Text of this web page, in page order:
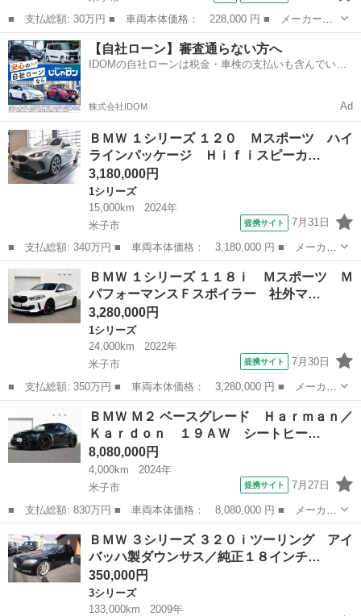
■ 支払総額: 30万円 ■ 車両本体価格： 228,000 円 ■ メーカー
名： 三菱 ■ 車種名： トッポ ■ グレード名： Ｍ ４ＷＤ／Ｓ
Ｄナビ／ＴＶ／シートヒーター／キーレス／修復歴無 ■ 排気量：
660cc ■...
鳥取 米子市 その他 トッポ
【自社ローン】審査通らない方へ
IDOMの自社ローンは税金・車検の支払いも含んでいる
株式会社IDOM Ad
ＢＭＷ １シリーズ １２０ Ｍスポーツ ハイ
ラインパッケージ Ｈｉｆｉスピーカ…
3,180,000円
1シリーズ
15,000km
2024年
米子市
提携サイト 7月31日
■ 支払総額: 340万円 ■ 車両本体価格： 3,180,000 円 ■ メーカー
名： ＢＭＷ ■ 車種名： １シリーズ ■ グレード名： １２０
Ｍスポーツ ハイラインパッケージ Ｈｉｆｉスピーカーシステムｈ
ａｒｍａｎ...
鳥取 米子市
ＢＭＷ １シリーズ １１８ｉ Ｍスポーツ Ｍ
パフォーマンスＦスポイラー 社外マ…
3,280,000円
1シリーズ
24,000km
2022年
米子市
提携サイト 7月30日
■ 支払総額: 350万円 ■ 車両本体価格： 3,280,000 円 ■ メーカー
名： ＢＭＷ ■ 車種名： １シリーズ ■ グレード名： １１８
ｉ Ｍスポーツ ＭパフォーマンスＦスポイラー 社外マフラー Ｍ
パフォーマン...
ＢＭＷ Ｍ２ ベースグレード Ｈａｒｍａｎ／
Ｋａｒｄｏｎ １９ＡＷ シートヒー…
8,080,000円
4,000km
2024年
米子市
提携サイト 7月27日
■ 支払総額: 830万円 ■ 車両本体価格： 8,080,000 円 ■ メーカー
名： ＢＭＷ ■ 車種名： Ｍ２ ■ グレード名： ベースグレー
ド Ｈａｒｍａｎ／Ｋａｒｄｏｎ １９ＡＷ シートヒーター 電動
シート アク...
鳥取 米子市
ＢＭＷ ３シリーズ ３２０ｉツーリング アイ
バッハ製ダウンサス／純正１８インチ…
350,000円
3シリーズ
133,000km
2009年